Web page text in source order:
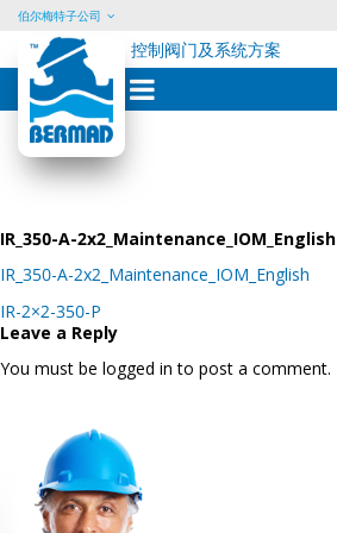
Skip
content
伯尔梅特子公司
控制阀门及系统方案
IR_350-A-2x2_Maintenance_IOM_English
IR_350-A-2x2_Maintenance_IOM_English
Post
navigation
IR-2×2-350-P
Leave a Reply
You must be logged in to post a comment.